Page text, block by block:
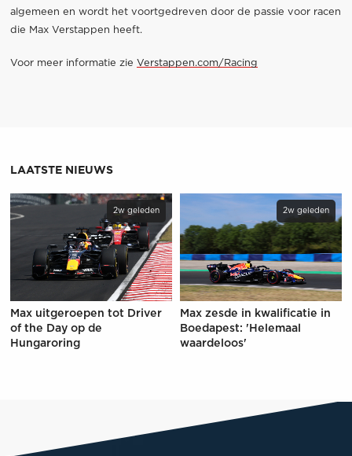
algemeen en wordt het voortgedreven door de passie voor racen
die Max Verstappen heeft.
Voor meer informatie zie Verstappen.com/Racing
LAATSTE NIEUWS
2w geleden
Max uitgeroepen tot Driver
of the Day op de
Hungaroring
2w geleden
Max zesde in kwalificatie in
Boedapest: 'Helemaal
waardeloos'